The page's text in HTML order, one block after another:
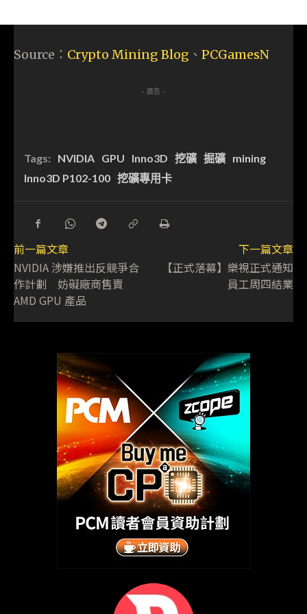
Source： Crypto Mining Blog 、 PCGamesN
- 廣告 -
Tags: NVIDIA GPU Inno3D 挖礦 掘礦 mining
Inno3D P102-100 挖礦專用卡
前一篇文章
NVIDIA 涉嫌推出反競爭合
作計劃 妨礙廠商售賣
AMD GPU 產品
下一篇文章
【正式落幕】樂視正式通知
員工周四結業